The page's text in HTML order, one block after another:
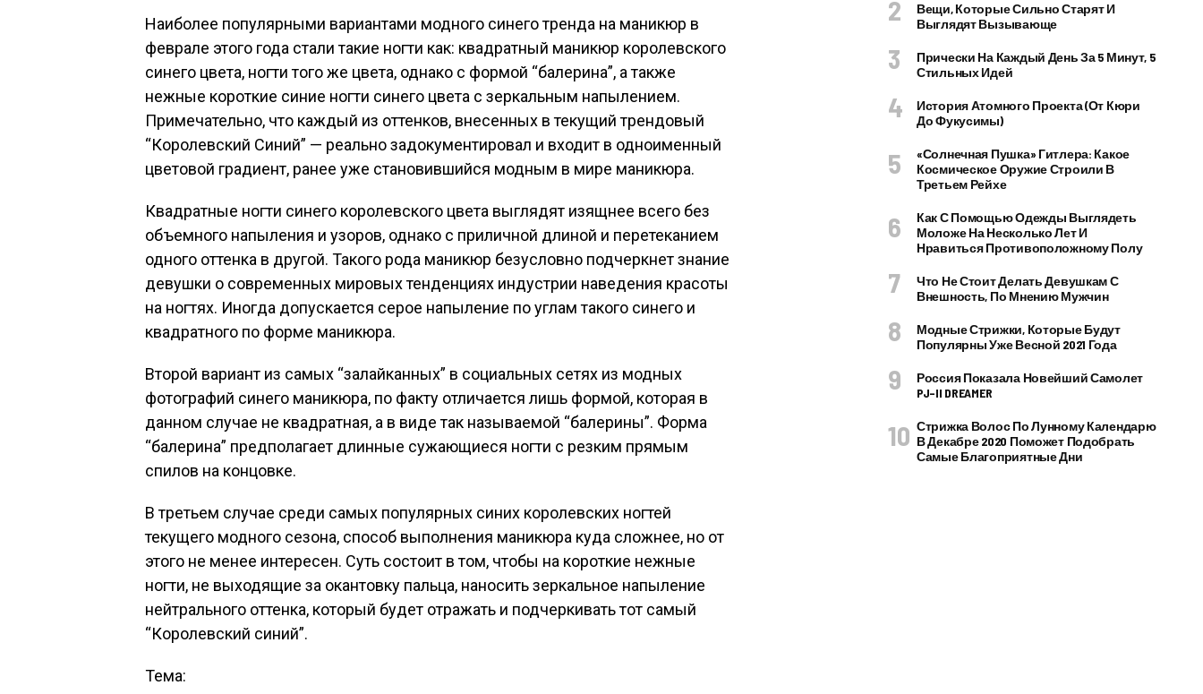
Наиболее популярными вариантами модного синего тренда на маникюр в
феврале этого года стали такие ногти как: квадратный маникюр королевского
синего цвета, ногти того же цвета, однако с формой “балерина”, а также
нежные короткие синие ногти синего цвета с зеркальным напылением.
Примечательно, что каждый из оттенков, внесенных в текущий трендовый
“Королевский Синий” — реально задокументировал и входит в одноименный
цветовой градиент, ранее уже становившийся модным в мире маникюра.
Квадратные ногти синего королевского цвета выглядят изящнее всего без
объемного напыления и узоров, однако с приличной длиной и перетеканием
одного оттенка в другой. Такого рода маникюр безусловно подчеркнет знание
девушки о современных мировых тенденциях индустрии наведения красоты
на ногтях. Иногда допускается серое напыление по углам такого синего и
квадратного по форме маникюра.
Второй вариант из самых “залайканных” в социальных сетях из модных
фотографий синего маникюра, по факту отличается лишь формой, которая в
данном случае не квадратная, а в виде так называемой “балерины”. Форма
“балерина” предполагает длинные сужающиеся ногти с резким прямым
спилов на концовке.
В третьем случае среди самых популярных синих королевских ногтей
текущего модного сезона, способ выполнения маникюра куда сложнее, но от
этого не менее интересен. Суть состоит в том, чтобы на короткие нежные
ногти, не выходящие за окантовку пальца, наносить зеркальное напыление
нейтрального оттенка, который будет отражать и подчеркивать тот самый
“Королевский синий”.
Тема:
Вещи, Которые Сильно Старят И
Выглядят Вызывающе
Прически На Каждый День За 5 Минут, 5
Стильных Идей
История Атомного Проекта (от Кюри
До Фукусимы)
«Солнечная Пушка» Гитлера: Какое
Космическое Оружие Строили В
Третьем Рейхе
Как С Помощью Одежды Выглядеть
Моложе На Несколько Лет И
Нравиться Противоположному Полу
Что Не Стоит Делать Девушкам С
Внешность, По Мнению Мужчин
Модные Стрижки, Которые Будут
Популярны Уже Весной 2021 Года
Россия Показала Новейший Самолет
PJ–II DREAMER
Стрижка Волос По Лунному Календарю
В Декабре 2020 Поможет Подобрать
Самые Благоприятные Дни